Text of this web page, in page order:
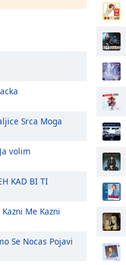
Srca Moga
volim
KAD BI TI
Kazni Me Kazni
Se Nocas Pojavi